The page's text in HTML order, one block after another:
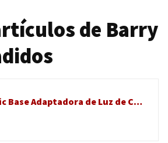
de Barry
Generic Base Adaptadora de Luz de Camping Versátil, Rosca de 1/4 Pulgadas, Enchufe de Metal Confiable para Linternas BAREBONES, 1 Unidad (SILVER)